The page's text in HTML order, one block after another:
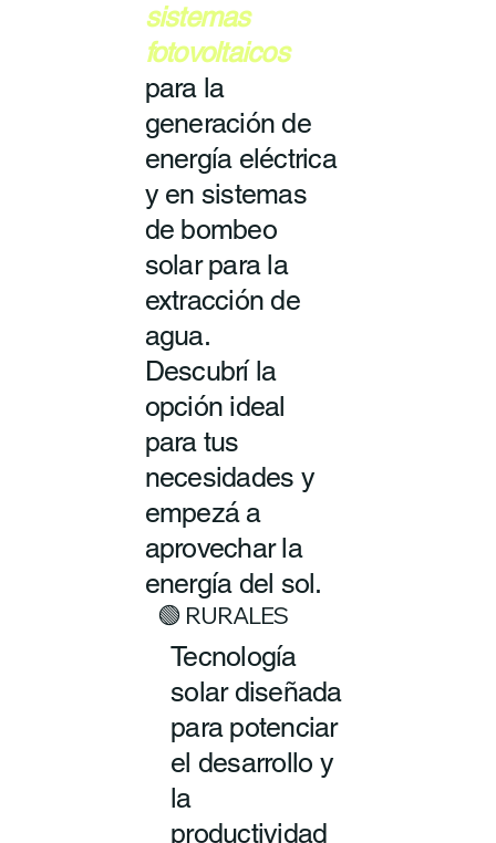
sistemas
fotovoltaicos
para la
generación de
energía eléctrica
y en sistemas
de bombeo
solar para la
extracción de
agua.
Descubrí la
opción ideal
para tus
necesidades y
empezá a
aprovechar la
energía del sol.
🟢 RURALES
Tecnología
solar diseñada
para potenciar
el desarrollo y
la
productividad